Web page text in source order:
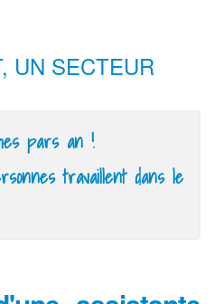
UN SECTEUR
pars an !
travaillent dans le